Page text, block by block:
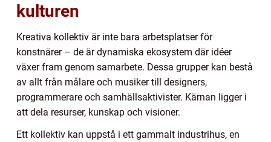
kulturen
Kreativa kollektiv är inte bara arbetsplatser för
konstnärer – de är dynamiska ekosystem där idéer
växer fram genom samarbete. Dessa grupper kan bestå
av allt från målare och musiker till designers,
programmerare och samhällsaktivister. Kärnan ligger i
att dela resurser, kunskap och visioner.
Ett kollektiv kan uppstå i ett gammalt industrihus, en